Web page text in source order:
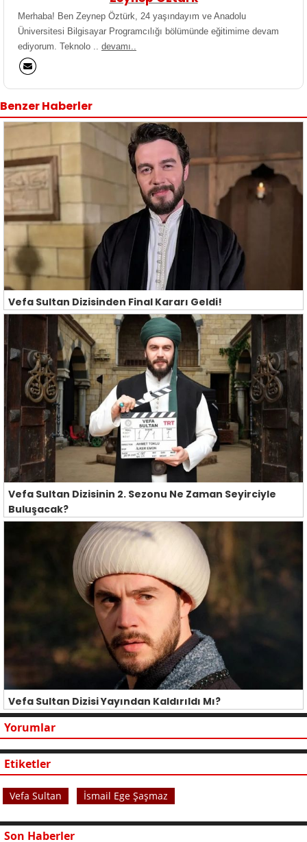
Merhaba! Ben Zeynep Öztürk, 24 yaşındayım ve Anadolu
Üniversitesi Bilgisayar Programcılığı bölümünde eğitimime devam
ediyorum. Teknolo .. devamı..
Benzer Haberler
Vefa Sultan Dizisinden Final Kararı Geldi!
Vefa Sultan Dizisinin 2. Sezonu Ne Zaman Seyirciyle
Buluşacak?
Vefa Sultan Dizisi Yayından Kaldırıldı Mı?
Yorumlar
Etiketler
Vefa Sultan İsmail Ege Şaşmaz
Son Haberler